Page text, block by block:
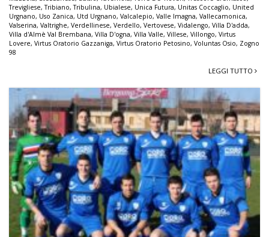
Trevigliese,Tribiano,Tribulina, Ubialese, Unica Futura, Unitas Coccaglio, United
Urgnano, Uso Zanica, Utd Urgnano, Valcalepio, Valle Imagna, Vallecamonica,
Valserina, Valtrighe, Verdellinese, Verdello, Vertovese, Vidalengo, Villa D'adda,
Villa d'Almè Val Brembana, Villa D'ogna, Villa Valle, Villese, Villongo, Virtus
Lovere, Virtus Oratorio Gazzaniga, Virtus Oratorio Petosino, Voluntas Osio, Zogno
98
LEGGI TUTTO